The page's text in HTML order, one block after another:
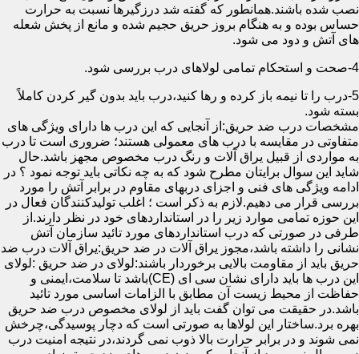
نصب شده باشند.همانطور که گفته شد درزگیرها نسبت به حرارت
حساس بوده و به هنگام بروز حریق حجیم شده و مانع از پخش شعله
های آتش و دود می شود.
4-صحت و استحکام تمامی لولاهای درب بررسی شود.
5-درب را تا نیمه باز کرده و رها کنید،درب باید بدون گیر کردن کاملاً
بسته شود.
مشخصات درب ضد حریق:از آنجایی که این درب ها دارای ویژگی های
متفاوتی در مقایسه با درب های معمولی هستند؛ ضروری است تا درب
به مواردی از قبیل یراق آلات و رنگ درب مخصوص مجهز باشد.حال
شاید این سوال برایتان مطرح شود که به چه نکاتی باید توجه نمود ؟ در
ادامه ویژگی های فنی و اجزای دربهای مقاوم در برابر آتش را مورد
بررسی قرار می دهیم.لازم به ذکر است ؛ اغلب تولیدکنندگان فعال در
این حوزه تمامی موارد زیر را در استانداردهای خود در نظر دارند.از
طرفی در صورتی که درب استانداردهای مورد تائید سازمان آتش
نشانی را داشته باشد،مجوز یراق آلات در ضد حریق:یراق آلات درب ضد
حریق باید از مقاومت بالایی برخوردار باشند:لولای در ضد حریق :لولای
این درب ها باید دارای نشان سی ای (CE)باشد تا سلامت،ایمنی و
حفاظت از محیط زیست آن مطابق با الزامات اساسی مورد تائید
باشد.در حقیقت می توان گفت باید از لولای مخصوص درب ضد حریق
بهره برد.ساختار این لولاها به صورتی است که دچار پوسیدگی،چرخش
نمی شوند و در برابر حرارت بالا ذوب نمی گردند،در نتیجه امنیت درب